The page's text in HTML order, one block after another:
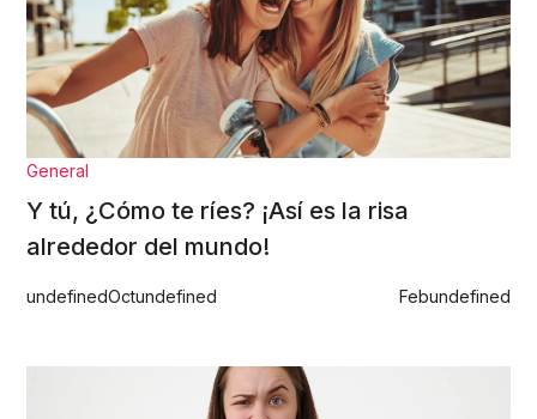
General
Y tú, ¿Cómo te ríes? ¡Así es la risa
alrededor del mundo!
undefinedOctundefined Febundefined